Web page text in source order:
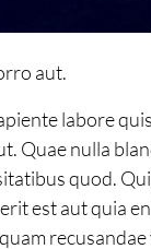
aut.
labore
Quae nulla
quod.
est aut quia
recusandae